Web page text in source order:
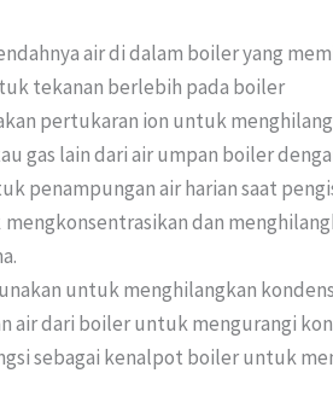
air di dalam boiler yang
tekanan berlebih pada boiler
pertukaran ion untuk
gas lain dari air umpan boiler
penampungan air harian saat
dan
untuk menghilangkan
air dari boiler untuk mengurangi
sebagai kenalpot boiler untuk